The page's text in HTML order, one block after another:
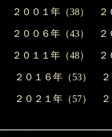
２００１年（38）
２００６年（43）
２０１１年（48）
２０１６年（53）
２０２１年（57）